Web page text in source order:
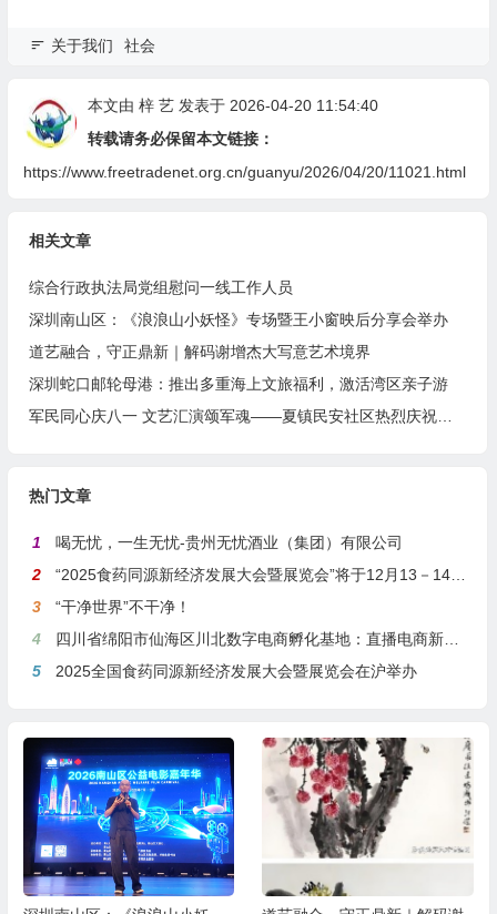
关于我们 社会
本文由 梓 艺发表于 2026-04-20 11:54:40
转载请务必保留本文链接：
https://www.freetradenet.org.cn/guanyu/2026/04/20/11021.html
相关文章
综合行政执法局党组慰问一线工作人员
深圳南山区：《浪浪山小妖怪》专场暨王小窗映后分享会举办
道艺融合，守正鼎新｜解码谢增杰大写意艺术境界
深圳蛇口邮轮母港：推出多重海上文旅福利，激活湾区亲子游
军民同心庆八一 文艺汇演颂军魂——夏镇民安社区热烈庆祝建军99周年
热门文章
1
喝无忧，一生无忧-贵州无忧酒业（集团）有限公司
2
“2025食药同源新经济发展大会暨展览会”将于12月13－14日在沪举行
3
“干净世界”不干净！
4
四川省绵阳市仙海区川北数字电商孵化基地：直播电商新引擎，预计年产值达5亿
5
2025全国食药同源新经济发展大会暨展览会在沪举办